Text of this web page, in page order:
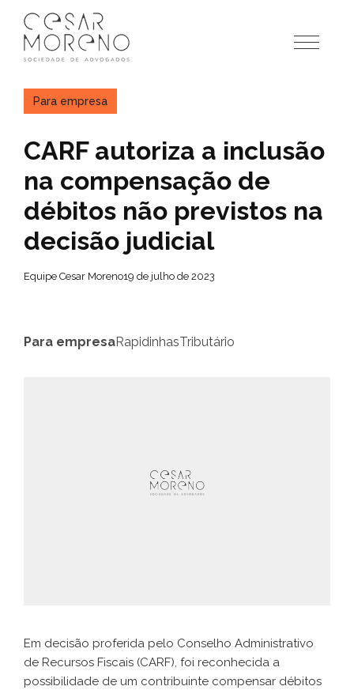
para
conteúdo
Para empresa
CARF autoriza a inclusão
na compensação de
débitos não previstos na
decisão judicial
Equipe Cesar Moreno19 de julho de 2023
Para empresaRapidinhasTributário
Em decisão proferida pelo Conselho Administrativo
de Recursos Fiscais (CARF), foi reconhecida a
possibilidade de um contribuinte compensar débitos